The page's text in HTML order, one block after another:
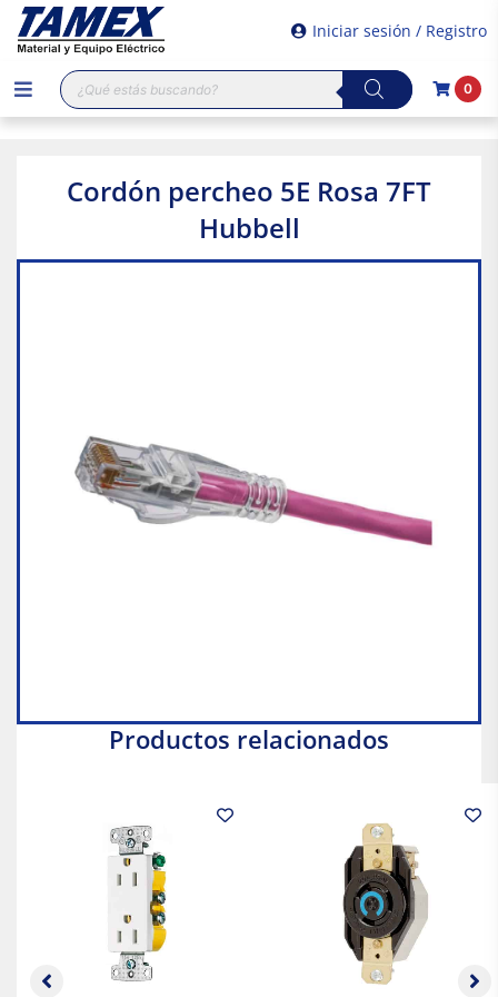
Iniciar sesión / Registro
Búsqueda
de
productos
0
Cordón percheo 5E Rosa 7FT
Hubbell
Productos relacionados